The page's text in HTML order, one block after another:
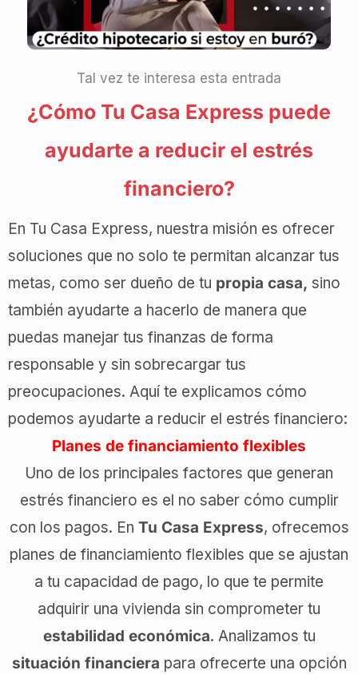
Tal vez te interesa esta entrada
¿Cómo Tu Casa Express puede
ayudarte a reducir el estrés
financiero?
En Tu Casa Express, nuestra misión es ofrecer
soluciones que no solo te permitan alcanzar tus
metas, como ser dueño de tu propia casa, sino
también ayudarte a hacerlo de manera que
puedas manejar tus finanzas de forma
responsable y sin sobrecargar tus
preocupaciones. Aquí te explicamos cómo
podemos ayudarte a reducir el estrés financiero:
Planes de financiamiento flexibles
Uno de los principales factores que generan
estrés financiero es el no saber cómo cumplir
con los pagos. En Tu Casa Express, ofrecemos
planes de financiamiento flexibles que se ajustan
a tu capacidad de pago, lo que te permite
adquirir una vivienda sin comprometer tu
estabilidad económica. Analizamos tu
situación financiera para ofrecerte una opción